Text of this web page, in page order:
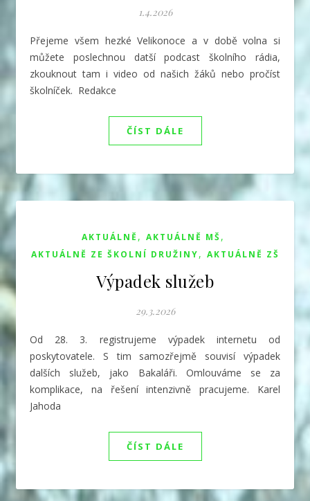
1.4.2026
Přejeme všem hezké Velikonoce a v době volna si
můžete poslechnou datší podcast školního rádia,
zkouknout tam i video od našich žáků nebo pročíst
školníček. Redakce
ČÍST DÁLE
AKTUÁLNĚ , AKTUÁLNĚ MŠ,
AKTUÁLNĚ ZE ŠKOLNÍ DRUŽINY, AKTUÁLNĚ ZŠ
Výpadek služeb
29.3.2026
Od 28. 3. registrujeme výpadek internetu od
poskytovatele. S tim samozřejmě souvisí výpadek
dalších služeb, jako Bakaláři. Omlouváme se za
komplikace, na řešení intenzivně pracujeme. Karel
Jahoda
ČÍST DÁLE